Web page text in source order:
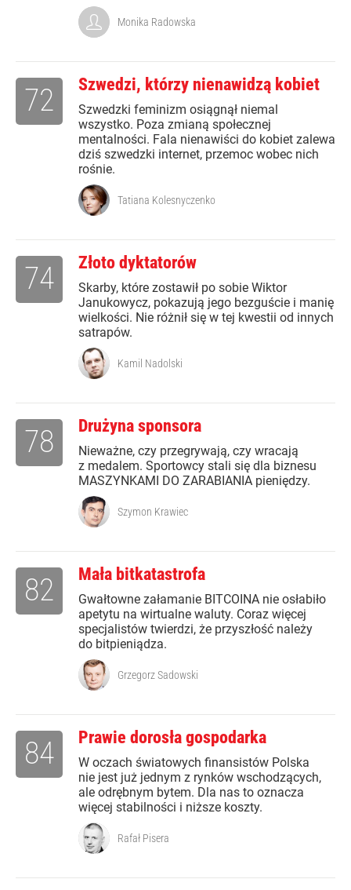
Monika Radowska
Szwedzi, którzy nienawidzą kobiet
Szwedzki feminizm osiągnął niemal
wszystko. Poza zmianą społecznej
mentalności. Fala nienawiści do kobiet zalewa
dziś szwedzki internet, przemoc wobec nich
rośnie.
72
Tatiana Kolesnyczenko
Złoto dyktatorów
Skarby, które zostawił po sobie Wiktor
Janukowycz, pokazują jego bezguście i manię
wielkości. Nie różnił się w tej kwestii od innych
satrapów.
74
Kamil Nadolski
Drużyna sponsora
Nieważne, czy przegrywają, czy wracają
z medalem. Sportowcy stali się dla biznesu
MASZYNKAMI DO ZARABIANIA pieniędzy.
78
Szymon Krawiec
Mała bitkatastrofa
Gwałtowne załamanie BITCOINA nie osłabiło
apetytu na wirtualne waluty. Coraz więcej
specjalistów twierdzi, że przyszłość należy
do bitpieniądza.
82
Grzegorz Sadowski
Prawie dorosła gospodarka
W oczach światowych finansistów Polska
nie jest już jednym z rynków wschodzących,
ale odrębnym bytem. Dla nas to oznacza
więcej stabilności i niższe koszty.
84
Rafał Pisera